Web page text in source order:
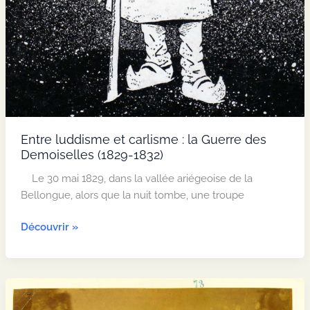
Entre luddisme et carlisme : la Guerre des
Demoiselles (1829-1832)
Le 30 mai 1829, dans la vallée ariégeoise de la
Bellongue, alors que la nuit tombe, une troupe
Entre
et
:
Découvrir »